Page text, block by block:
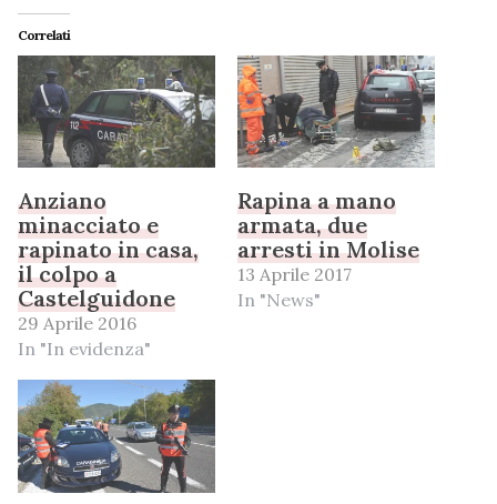
Correlati
Anziano
minacciato e
rapinato in casa,
il colpo a
Castelguidone
29 Aprile 2016
In "In evidenza"
Rapina a mano
armata, due
arresti in Molise
13 Aprile 2017
In "News"